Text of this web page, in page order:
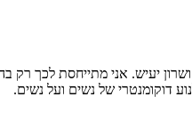
יעיש. אני מתייחסת לכך רק
דוקומנטרי של נשים ועל נשים.